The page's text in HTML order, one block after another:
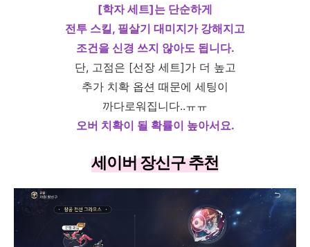
[학자 세트]는 단순하게
전투 스킬, 필살기 대미지가 강해지고
조건을 신경 쓰지 않아도 됩니다.
단, 고점은 [선장 세트]가 더 높고
추가 치확 옵션 때문에 세팅이
까다로워집니다..ㅠㅠ
오버 치확이 될 확률이 높아서요.
세이버 장신구 추천